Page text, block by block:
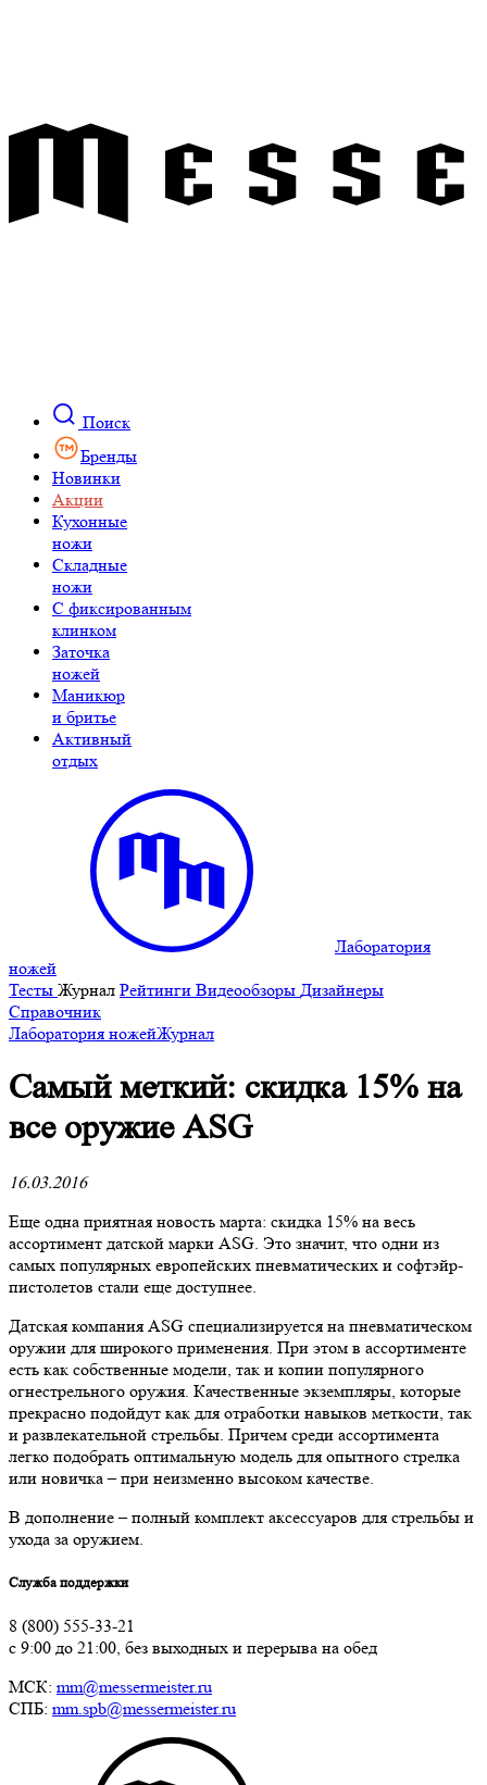
Поиск
Бренды
Новинки
Акции
Кухонные
ножи
Складные
ножи
C фиксированным
клинком
Заточка
ножей
Маникюр
и бритье
Активный
отдых
Лаборатория
ножей
Тесты Журнал Рейтинги Видеообзоры Дизайнеры
Справочник
Лаборатория ножейЖурнал
​Самый меткий: скидка 15% на
все оружие ASG
16.03.2016
Еще одна приятная новость марта: скидка 15% на весь
ассортимент датской марки ASG. Это значит, что одни из
самых популярных европейских пневматических и софтэйр-
пистолетов стали еще доступнее.
Датская компания ASG специализируется на пневматическом
оружии для широкого применения. При этом в ассортименте
есть как собственные модели, так и копии популярного
огнестрельного оружия. Качественные экземпляры, которые
прекрасно подойдут как для отработки навыков меткости, так
и развлекательной стрельбы. Причем среди ассортимента
легко подобрать оптимальную модель для опытного стрелка
или новичка – при неизменно высоком качестве.
В дополнение – полный комплект аксессуаров для стрельбы и
ухода за оружием.
Служба поддержки
8 (800) 555-33-21
с 9:00 до 21:00, без выходных и перерыва на обед
МСК: mm@messermeister.ru
СПБ: mm.spb@messermeister.ru